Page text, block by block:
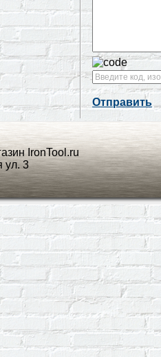
Отправить
IronTool.ru
ул. 3